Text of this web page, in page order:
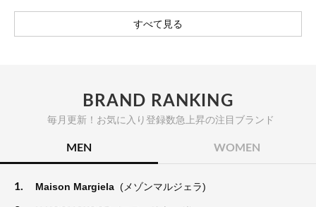
すべて見る
BRAND RANKING
毎月更新！お気に入り登録数急上昇の注目ブランド
MEN WOMEN
1. Maison Margiela (メゾンマルジェラ)